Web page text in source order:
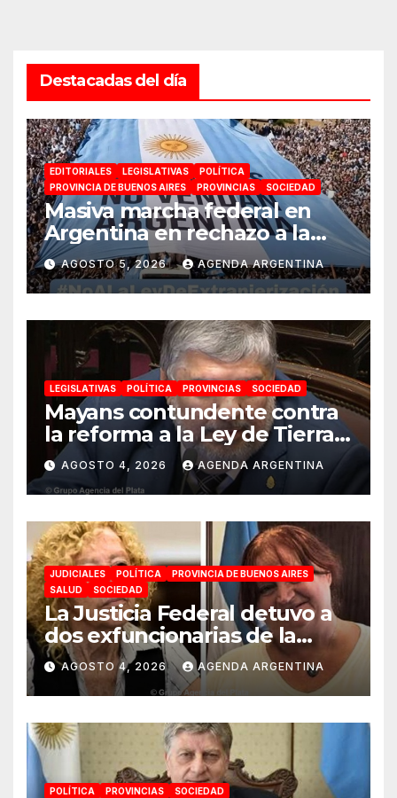
Destacadas del día
EDITORIALES LEGISLATIVAS
POLÍTICA
PROVINCIA DE BUENOS AIRES
PROVINCIAS SOCIEDAD
Masiva marcha federal en
Argentina en rechazo a la
reforma de la Ley de Tierras
impulsada por Milei: «La
soberanía no se negocia»
AGOSTO 5, 2026 AGENDA ARGENTINA
LEGISLATIVAS POLÍTICA PROVINCIAS SOCIEDAD
Mayans contundente contra
la reforma a la Ley de Tierras:
«Esta ley vende el país»
AGOSTO 4, 2026 AGENDA ARGENTINA
JUDICIALES POLÍTICA
PROVINCIA DE BUENOS AIRES
SALUD
SOCIEDAD
La Justicia Federal detuvo a
dos exfuncionarias de la
ANMAT y el INAME por la
causa del fentanilo
contaminado
AGOSTO 4, 2026 AGENDA ARGENTINA
POLÍTICA PROVINCIAS SOCIEDAD